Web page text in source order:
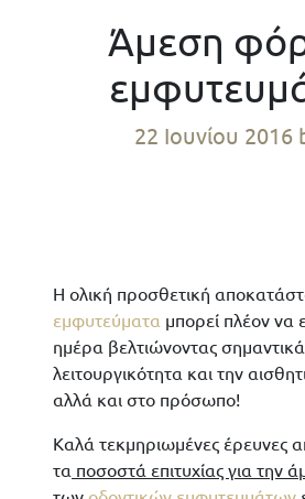
Άμεση
22 Ιουνίου 2016
Η ολική προσθετική
εμφυτεύματα μπορεί πλέον να
ημέρα βελτιώνοντας
λειτουργικότητα και την
αλλά και στο πρόσωπο!
Kαλά τεκμηριωμένες έρευνες
τα ποσοστά επιτυχίας για την